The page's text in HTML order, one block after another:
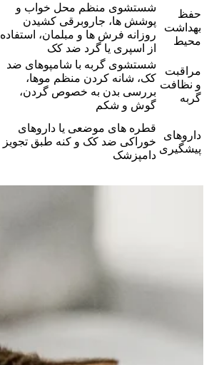
حفظ
بهداشت
محیط
شستشوی منظم محل خواب و
پوشش‌ ها، جاروبرقی کشیدن
روزانه فرش‌ ها و مبلمان، استفاده
از اسپری یا گرد ضد کک
مراقبت
و نظافت
گربه
شستشوی گربه با شامپوهای ضد
کک، شانه کردن منظم موها،
بررسی بدن به خصوص گردن،
گوش و شکم
داروهای
پیشگیری
قطره‌ های موضعی یا داروهای
خوراکی ضد کک و کنه طبق تجویز
دامپزشک